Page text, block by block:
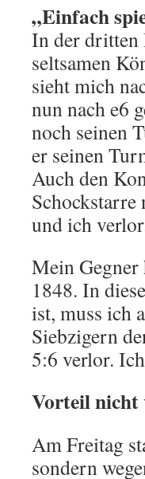
„Einfach
In der dritten
seltsamen
sieht mich
nun nach e6
noch seinen
er seinen
Auch den
und ich
Mein Gegner
1848. In
ist, muss ich
Siebzigern
5:6 verlor.
Vorteil nicht
Am Freitag
sondern